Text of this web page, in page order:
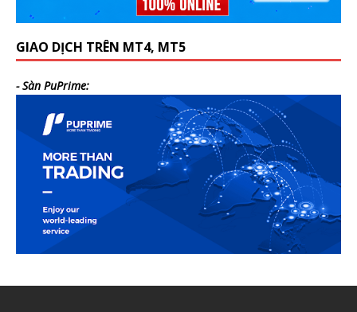
GIAO DỊCH TRÊN MT4, MT5
- Sàn PuPrime: